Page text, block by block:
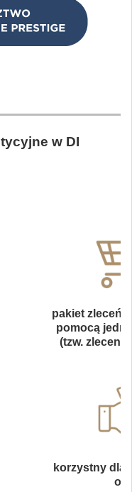
w DI
pakiet zleceń
pomocą
(tzw.
korzystny dla